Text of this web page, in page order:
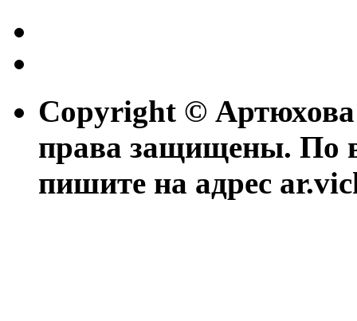
Copyright © Артюхова
права защищены. По
пишите на адрес